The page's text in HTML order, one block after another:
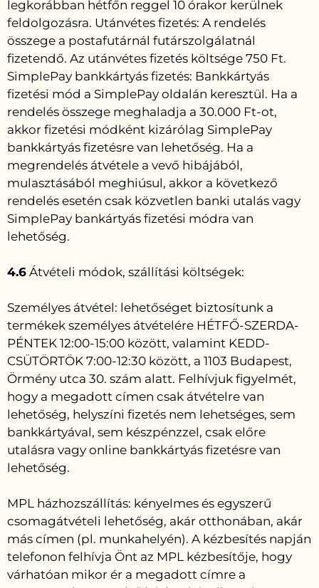
legkorábban hétfőn reggel 10 órakor kerülnek
feldolgozásra. Utánvétes fizetés: A rendelés
összege a postafutárnál futárszolgálatnál
fizetendő. Az utánvétes fizetés költsége 750 Ft.
SimplePay bankkártyás fizetés: Bankkártyás
fizetési mód a SimplePay oldalán keresztül. Ha a
rendelés összege meghaladja a 30.000 Ft-ot,
akkor fizetési módként kizárólag SimplePay
bankkártyás fizetésre van lehetőség. Ha a
megrendelés átvétele a vevő hibájából,
mulasztásából meghiúsul, akkor a következő
rendelés esetén csak közvetlen banki utalás vagy
SimplePay bankártyás fizetési módra van
lehetőség.
4.6 Átvételi módok, szállítási költségek:
Személyes átvétel: lehetőséget biztosítunk a
termékek személyes átvételére HÉTFŐ-SZERDA-
PÉNTEK 12:00-15:00 között, valamint KEDD-
CSÜTÖRTÖK 7:00-12:30 között, a 1103 Budapest,
Örmény utca 30. szám alatt. Felhívjuk figyelmét,
hogy a megadott címen csak átvételre van
lehetőség, helyszíni fizetés nem lehetséges, sem
bankkártyával, sem készpénzzel, csak előre
utalásra vagy online bankkártyás fizetésre van
lehetőség.
MPL házhozszállítás: kényelmes és egyszerű
csomagátvételi lehetőség, akár otthonában, akár
más címen (pl. munkahelyén). A kézbesítés napján
telefonon felhívja Önt az MPL kézbesítője, hogy
várhatóan mikor ér a megadott címre a